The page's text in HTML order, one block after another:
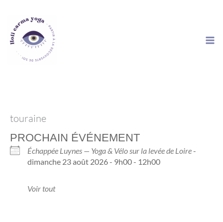
contenu
touraine
PROCHAIN ÉVÉNEMENT
Échappée Luynes — Yoga & Vélo sur la levée de Loire-
dimanche 23 août 2026 - 9h00 - 12h00
Voir tout